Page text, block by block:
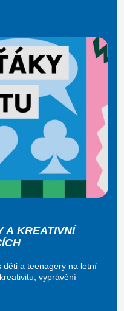
A KREATIVNÍ
děti a teenagery na letní
vyprávění